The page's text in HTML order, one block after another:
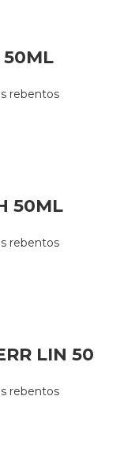
50ML
rebentos
50ML
rebentos
LIN 50
rebentos